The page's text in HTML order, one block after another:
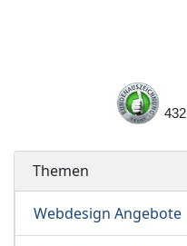
432
Themen
Webdesign Angebote